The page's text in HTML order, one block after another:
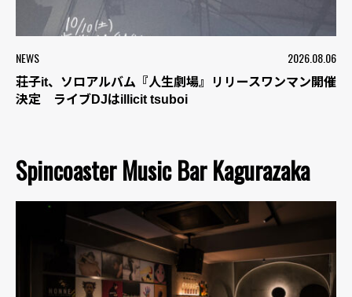
NEWS 2026.08.06
荘子it、ソロアルバム『人生劇場』リリースワンマン開催
決定 ライブDJはillicit tsuboi
Spincoaster Music Bar Kagurazaka